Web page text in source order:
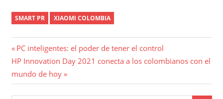
SMART PR XIAOMI COLOMBIA
Navegación
de
entradas
Entrada
anterior:
PC inteligentes: el poder de tener el control
Entrada
siguiente:
HP Innovation Day 2021 conecta a los colombianos con el
mundo de hoy